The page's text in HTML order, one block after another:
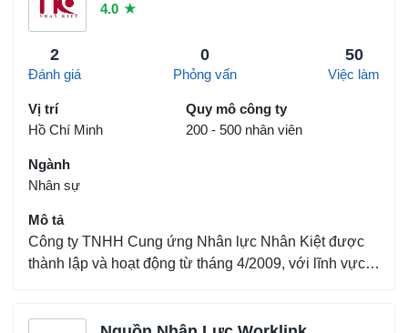
4.0 ★
2
Đánh giá
0
Phỏng vấn
50
Việc làm
Vị trí
Hồ Chí Minh
Quy mô công ty
200 - 500 nhân viên
Ngành
Nhân sự
Mô tả
Công ty TNHH Cung ứng Nhân lực Nhân Kiệt được
thành lập và hoạt động từ tháng 4/2009, với lĩnh vực
động (Staffing services); Dịch vụ Tính lương (Payroll